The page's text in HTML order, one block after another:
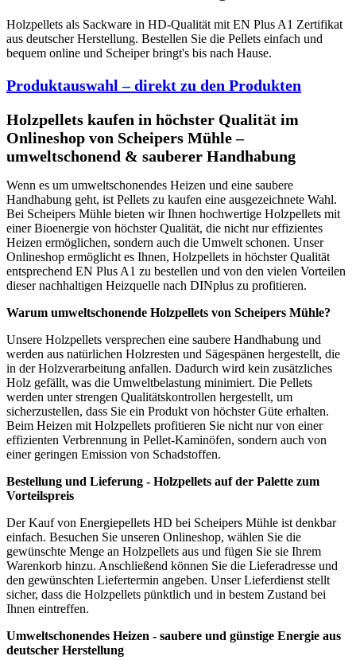
Holzpellets als Sackware in HD-Qualität mit EN Plus A1 Zertifikat
aus deutscher Herstellung. Bestellen Sie die Pellets einfach und
bequem online und Scheiper bringt's bis nach Hause.
Produktauswahl – direkt zu den Produkten
Holzpellets kaufen in höchster Qualität im
Onlineshop von Scheipers Mühle –
umweltschonend & sauberer Handhabung
Wenn es um umweltschonendes Heizen und eine saubere
Handhabung geht, ist Pellets zu kaufen eine ausgezeichnete Wahl.
Bei Scheipers Mühle bieten wir Ihnen hochwertige Holzpellets mit
einer Bioenergie von höchster Qualität, die nicht nur effizientes
Heizen ermöglichen, sondern auch die Umwelt schonen. Unser
Onlineshop ermöglicht es Ihnen, Holzpellets in höchster Qualität
entsprechend EN Plus A1 zu bestellen und von den vielen Vorteilen
dieser nachhaltigen Heizquelle nach DINplus zu profitieren.
Warum umweltschonende Holzpellets von Scheipers Mühle?
Unsere Holzpellets versprechen eine saubere Handhabung und
werden aus natürlichen Holzresten und Sägespänen hergestellt, die
in der Holzverarbeitung anfallen. Dadurch wird kein zusätzliches
Holz gefällt, was die Umweltbelastung minimiert. Die Pellets
werden unter strengen Qualitätskontrollen hergestellt, um
sicherzustellen, dass Sie ein Produkt von höchster Güte erhalten.
Beim Heizen mit Holzpellets profitieren Sie nicht nur von einer
effizienten Verbrennung in Pellet-Kaminöfen, sondern auch von
einer geringen Emission von Schadstoffen.
Bestellung und Lieferung - Holzpellets auf der Palette zum
Vorteilspreis
Der Kauf von Energiepellets HD bei Scheipers Mühle ist denkbar
einfach. Besuchen Sie unseren Onlineshop, wählen Sie die
gewünschte Menge an Holzpellets aus und fügen Sie sie Ihrem
Warenkorb hinzu. Anschließend können Sie die Lieferadresse und
den gewünschten Liefertermin angeben. Unser Lieferdienst stellt
sicher, dass die Holzpellets pünktlich und in bestem Zustand bei
Ihnen eintreffen.
Umweltschonendes Heizen - saubere und günstige Energie aus
deutscher Herstellung